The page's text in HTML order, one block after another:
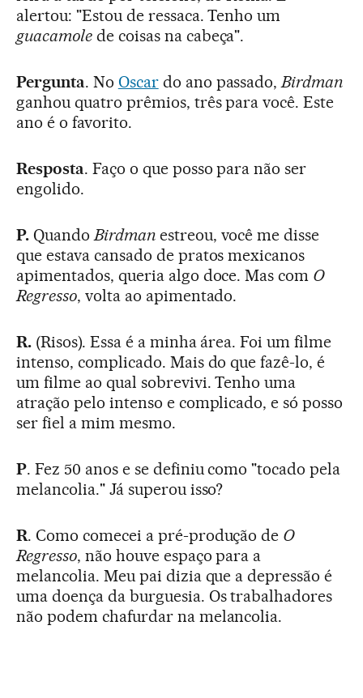
alertou: "Estou de ressaca. Tenho um
guacamolede coisas na cabeça".
Pergunta. No Oscardo ano passado, Birdman
ganhou quatro prêmios, três para você. Este
ano é o favorito.
Resposta. Faço o que posso para não ser
engolido.
P.Quando Birdmanestreou, você me disse
que estava cansado de pratos mexicanos
apimentados, queria algo doce. Mas com O
Regresso, volta ao apimentado.
R.(Risos). Essa é a minha área. Foi um filme
intenso, complicado. Mais do que fazê-lo, é
um filme ao qual sobrevivi. Tenho uma
atração pelo intenso e complicado, e só posso
ser fiel a mim mesmo.
P. Fez 50 anos e se definiu como "tocado pela
melancolia." Já superou isso?
R. Como comecei a pré-produção de O
Regresso, não houve espaço para a
melancolia. Meu pai dizia que a depressão é
uma doença da burguesia. Os trabalhadores
não podem chafurdar na melancolia.